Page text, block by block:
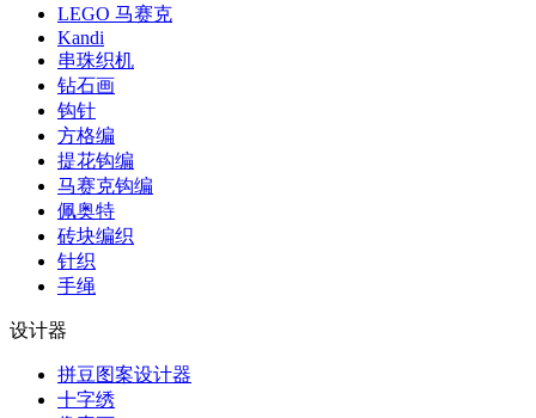
LEGO 马赛克
Kandi
串珠织机
钻石画
钩针
方格编
提花钩编
马赛克钩编
佩奥特
砖块编织
针织
手绳
设计器
拼豆图案设计器
十字绣